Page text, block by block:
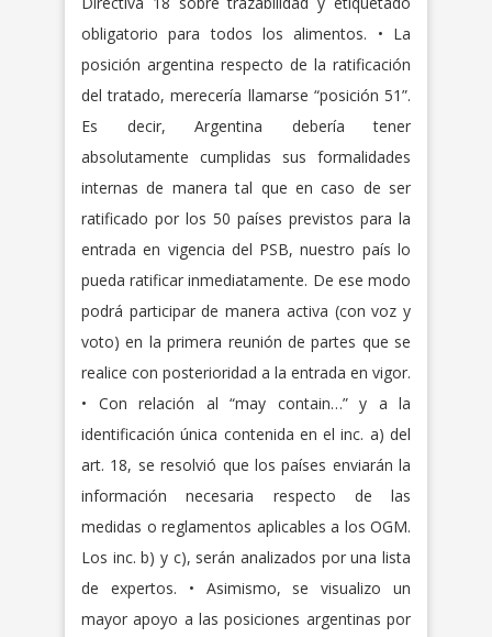
obligatorio para todos los alimentos. • La
posición argentina respecto de la ratificación
del tratado, merecería llamarse “posición 51”.
Es decir, Argentina debería tener
absolutamente cumplidas sus formalidades
internas de manera tal que en caso de ser
ratificado por los 50 países previstos para la
entrada en vigencia del PSB, nuestro país lo
pueda ratificar inmediatamente. De ese modo
podrá participar de manera activa (con voz y
voto) en la primera reunión de partes que se
realice con posterioridad a la entrada en vigor.
• Con relación al “may contain…” y a la
identificación única contenida en el inc. a) del
art. 18, se resolvió que los países enviarán la
información necesaria respecto de las
medidas o reglamentos aplicables a los OGM.
Los inc. b) y c), serán analizados por una lista
de expertos. • Asimismo, se visualizo un
mayor apoyo a las posiciones argentinas por